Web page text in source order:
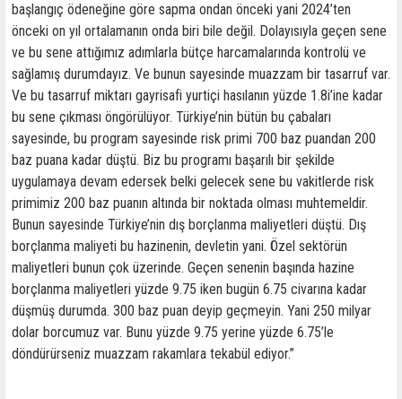
başlangıç ödeneğine göre sapma ondan önceki yani 2024’ten
önceki on yıl ortalamanın onda biri bile değil. Dolayısıyla geçen sene
ve bu sene attığımız adımlarla bütçe harcamalarında kontrolü ve
sağlamış durumdayız. Ve bunun sayesinde muazzam bir tasarruf var.
Ve bu tasarruf miktarı gayrisafi yurtiçi hasılanın yüzde 1.8i’ine kadar
bu sene çıkması öngörülüyor. Türkiye’nin bütün bu çabaları
sayesinde, bu program sayesinde risk primi 700 baz puandan 200
baz puana kadar düştü. Biz bu programı başarılı bir şekilde
uygulamaya devam edersek belki gelecek sene bu vakitlerde risk
primimiz 200 baz puanın altında bir noktada olması muhtemeldir.
Bunun sayesinde Türkiye’nin dış borçlanma maliyetleri düştü. Dış
borçlanma maliyeti bu hazinenin, devletin yani. Özel sektörün
maliyetleri bunun çok üzerinde. Geçen senenin başında hazine
borçlanma maliyetleri yüzde 9.75 iken bugün 6.75 civarına kadar
düşmüş durumda. 300 baz puan deyip geçmeyin. Yani 250 milyar
dolar borcumuz var. Bunu yüzde 9.75 yerine yüzde 6.75’le
döndürürseniz muazzam rakamlara tekabül ediyor.”